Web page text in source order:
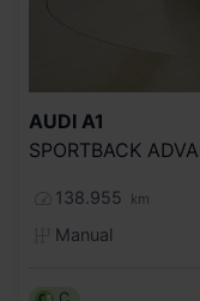
AUDI A1
138.955 km
Manual